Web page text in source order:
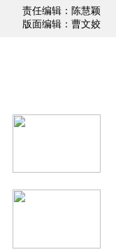
责任编辑：陈慧颖
版面编辑：曹文姣